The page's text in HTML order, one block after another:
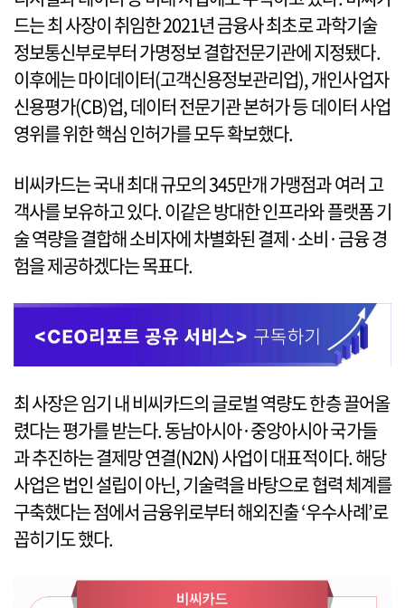
드는 최 사장이 취임한 2021년 금융사 최초로 과학기술
정보통신부로부터 가명정보 결합전문기관에 지정됐다.
이후에는 마이데이터(고객신용정보관리업), 개인사업자
신용평가(CB)업, 데이터 전문기관 본허가 등 데이터 사업
영위를 위한 핵심 인허가를 모두 확보했다.
비씨카드는 국내 최대 규모의 345만개 가맹점과 여러 고
객사를 보유하고 있다. 이같은 방대한 인프라와 플랫폼 기
술 역량을 결합해 소비자에 차별화된 결제·소비·금융 경
험을 제공하겠다는 목표다.
최 사장은 임기 내 비씨카드의 글로벌 역량도 한층 끌어올
렸다는 평가를 받는다. 동남아시아·중앙아시아 국가들
과 추진하는 결제망 연결(N2N) 사업이 대표적이다. 해당
사업은 법인 설립이 아닌, 기술력을 바탕으로 협력 체계를
구축했다는 점에서 금융위로부터 해외진출 ‘우수사례’로
꼽히기도 했다.